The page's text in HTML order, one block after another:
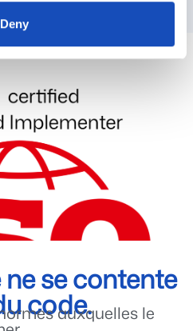
Deny
se contente
code.
auxquelles le